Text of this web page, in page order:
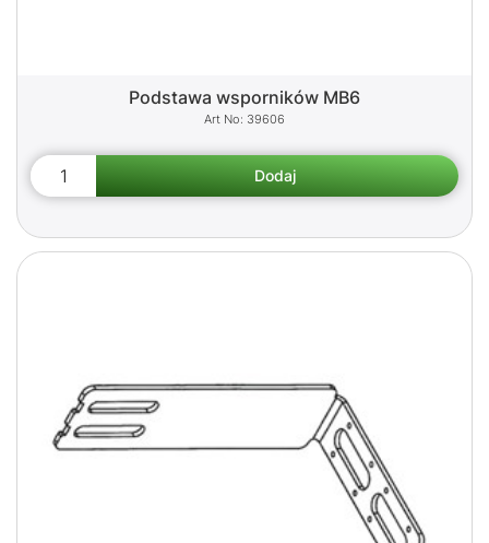
Podstawa wsporników MB6
39606